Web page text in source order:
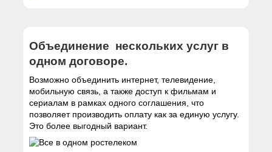
Объединение нескольких услуг в
одном договоре.
Возможно объединить интернет, телевидение,
мобильную связь, а также доступ к фильмам и
сериалам в рамках одного соглашения, что
позволяет производить оплату как за единую услугу.
Это более выгодный вариант.